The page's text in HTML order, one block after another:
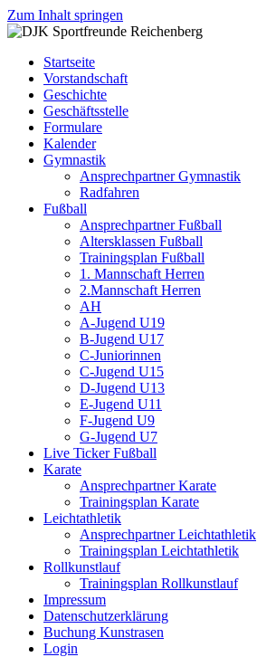
Zum Inhalt springen
Sportfreunde
Reichenberg
Gymnastik
Karate
Leichtathletik
Radfahren
Rollkunstlauf
Startseite
Vorstandschaft
Geschichte
Geschäftsstelle
Formulare
Kalender
Gymnastik
Ansprechpartner Gymnastik
Radfahren
Fußball
Ansprechpartner Fußball
Altersklassen Fußball
Trainingsplan Fußball
1. Mannschaft Herren
2.Mannschaft Herren
AH
A-Jugend U19
B-Jugend U17
C-Juniorinnen
C-Jugend U15
D-Jugend U13
E-Jugend U11
F-Jugend U9
G-Jugend U7
Live Ticker Fußball
Karate
Ansprechpartner Karate
Trainingsplan Karate
Leichtathletik
Ansprechpartner Leichtathletik
Trainingsplan Leichtathletik
Rollkunstlauf
Trainingsplan Rollkunstlauf
Impressum
Datenschutzerklärung
Buchung Kunstrasen
Login